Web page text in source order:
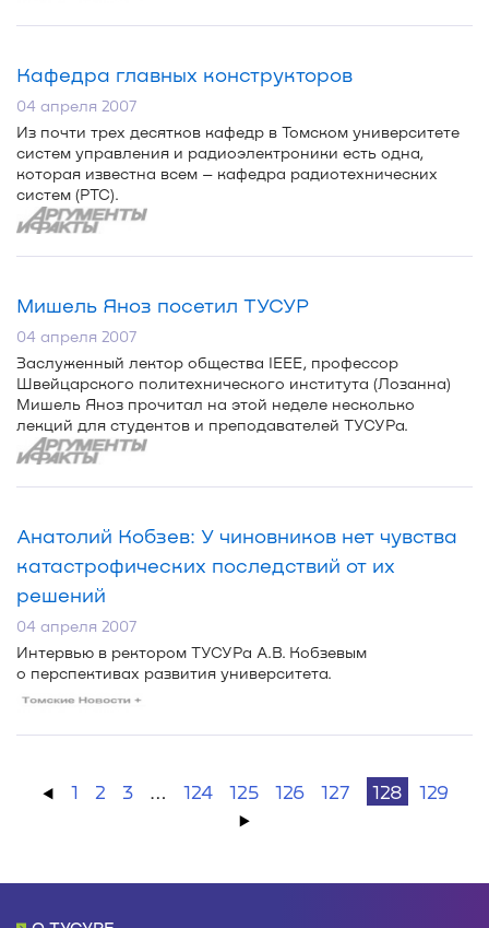
Кафедра главных конструкторов
04 апреля 2007
Из почти трех десятков кафедр в Томском университете
систем управления и радиоэлектроники есть одна,
которая известна всем – кафедра радиотехнических
систем (РТС).
Мишель Яноз посетил ТУСУР
04 апреля 2007
Заслуженный лектор общества IEEE, профессор
Швейцарского политехнического института (Лозанна)
Мишель Яноз прочитал на этой неделе несколько
лекций для студентов и преподавателей ТУСУРа.
Анатолий Кобзев: У чиновников нет чувства
катастрофических последствий от их
решений
04 апреля 2007
Интервью в ректором ТУСУРа А.В. Кобзевым
о перспективах развития университета.
← 1 2 3 … 124 125 126 127 128
129
→